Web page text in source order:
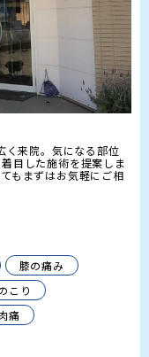
く来院。気になる部位
目した施術を提案しま
もまずはお気軽にご相
膝の痛み
こり
痛